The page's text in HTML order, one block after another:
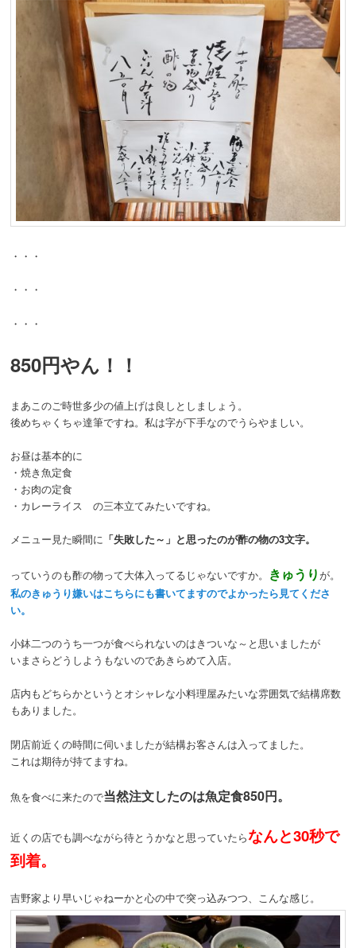
・・・
・・・
・・・
850円やん！！
まあこのご時世多少の値上げは良しとしましょう。
後めちゃくちゃ達筆ですね。私は字が下手なのでうらやましい。
お昼は基本的に
・焼き魚定食
・お肉の定食
・カレーライス の三本立てみたいですね。
メニュー見た瞬間に 「失敗した～」と思ったのが酢の物の3文字。
っていうのも酢の物って大体入ってるじゃないですか。 きゅうりが。
私のきゅうり嫌いはこちらにも書いてますのでよかったら見てくださ
い。
小鉢二つのうち一つが食べられないのはきついな～と思いましたが
いまさらどうしようもないのであきらめて入店。
店内もどちらかというとオシャレな小料理屋みたいな雰囲気で結構席数
もありました。
閉店前近くの時間に伺いましたが結構お客さんは入ってました。
これは期待が持てますね。
魚を食べに来たので当然注文したのは魚定食850円。
近くの店でも調べながら待とうかなと思っていたらなんと30秒で
到着。
吉野家より早いじゃねーかと心の中で突っ込みつつ、こんな感じ。